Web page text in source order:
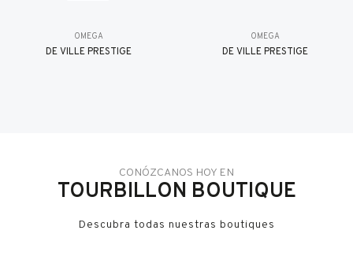
OMEGA
DE VILLE PRESTIGE
OMEGA
DE VILLE PRESTIGE
CONÓZCANOS HOY EN
TOURBILLON BOUTIQUE
Descubra todas nuestras boutiques